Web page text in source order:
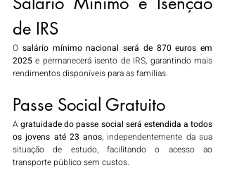
de IRS
O salário mínimo nacional será de 870 euros em
2025 e permanecerá isento de IRS, garantindo mais
rendimentos disponíveis para as famílias.
Passe Social Gratuito
A gratuidade do passe social será estendida a todos
os jovens até 23 anos, independentemente da sua
situação de estudo, facilitando o acesso ao
transporte público sem custos.